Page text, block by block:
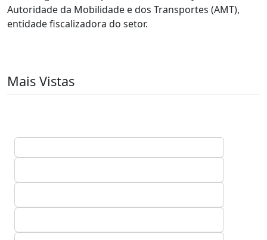
Autoridade da Mobilidade e dos Transportes (AMT),
entidade fiscalizadora do setor.
Mais Vistas